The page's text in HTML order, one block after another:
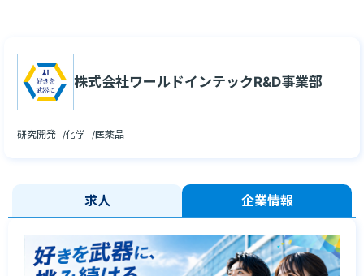
株式会社ワールドインテックR&D事業部
研究開発 化学 医薬品
求人 企業情報